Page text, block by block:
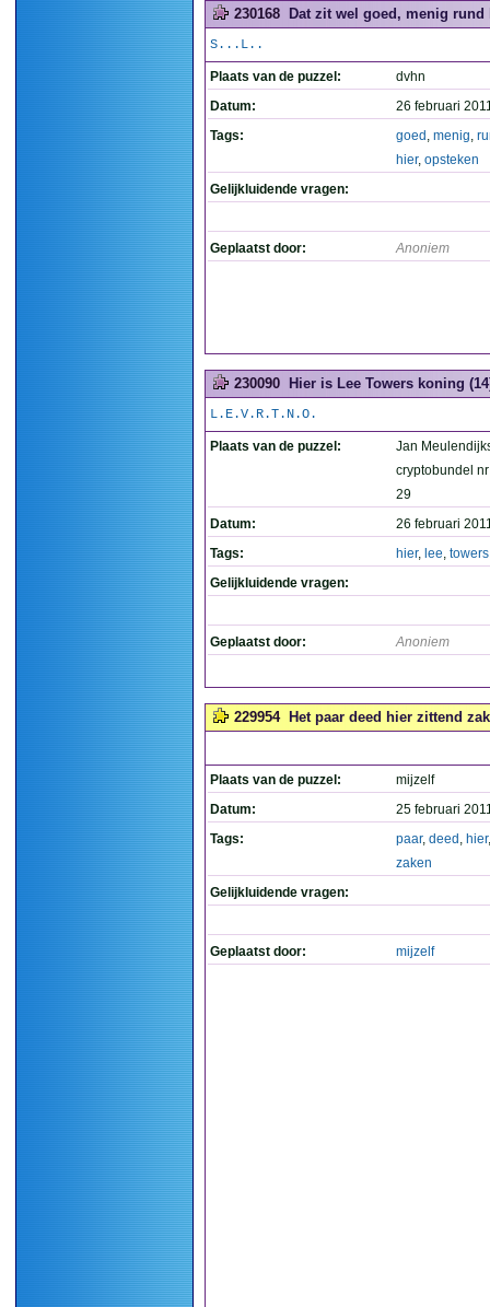
230168 Dat zit wel goed, menig rund
S...L..
Plaats van de puzzel:
dvhn
Datum:
26 februari
Tags:
goed , menig,
hier, opsteken
Gelijkluidende vragen:
Geplaatst door: Anoniem
230090 Hier is Lee Towers koning
L.E.V.R.T.N.O.
Plaats van de puzzel:
Jan
cryptobundel
29
Datum:
26 februari
Tags:
hier, lee, towers
Gelijkluidende vragen:
Geplaatst door: Anoniem
229954 Het paar deed hier zittend
Plaats van de puzzel:
mijzelf
Datum:
25 februari
Tags:
paar, deed , hier
zaken
Gelijkluidende vragen:
Geplaatst door: mijzelf